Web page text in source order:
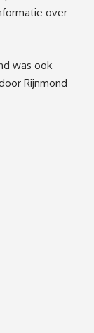
over
was ook
Rijnmond